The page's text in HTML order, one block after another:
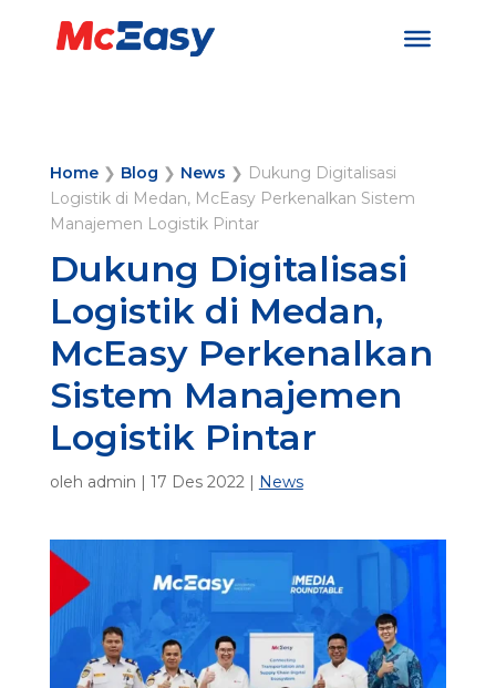
Home❯ Blog ❯ News ❯ Dukung Digitalisasi
Logistik di Medan, McEasy Perkenalkan Sistem
Manajemen Logistik Pintar
Dukung Digitalisasi
Logistik di Medan,
McEasy Perkenalkan
Sistem Manajemen
Logistik Pintar
oleh admin | 17 Des 2022| News